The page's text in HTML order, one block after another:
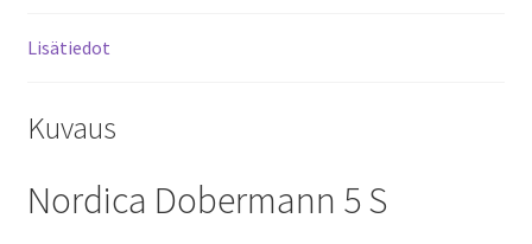
Lisätiedot
Kuvaus
Nordica Dobermann 5 S